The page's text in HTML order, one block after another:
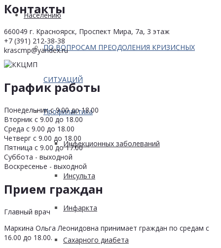
Населению
ПО ВОПРОСАМ ПРЕОДОЛЕНИЯ КРИЗИСНЫХ
СИТУАЦИЙ
Профилактика
Инфекционных заболеваний
Инсульта
Инфаркта
Сахарного диабета
Контакты
660049 г. Красноярск, Проспект Мира, 7а, 3 этаж
+7 (391) 212-38-38
krascmp@yandex.ru
График работы
Понедельник с 9.00 до 18.00
Вторник с 9.00 до 18.00
Среда с 9.00 до 18.00
Четверг с 9.00 до 18.00
Пятница с 9.00 до 17.00
Суббота - выходной
Воскресенье - выходной
Прием граждан
Главный врач
Маркина Ольга Леонидовна принимает граждан по средам с
16.00 до 18.00.